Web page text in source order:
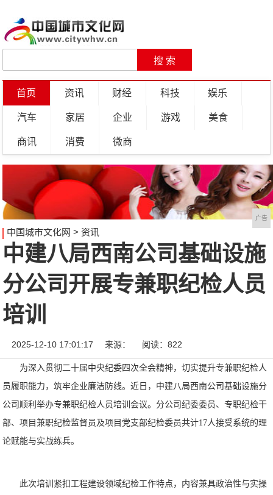
首页 资讯 财经 科技 娱乐
汽车 家居 企业 游戏 美食
商讯 消费 微商
广告
中国城市文化网 > 资讯
中建八局西南公司基础设施
分公司开展专兼职纪检人员
培训
2025-12-10 17:01:17 来源： 阅读：822
为深入贯彻二十届中央纪委四次全会精神，切实提升专兼职纪检人
员履职能力，筑牢企业廉洁防线。近日，中建八局西南公司基础设施分
公司顺利举办专兼职纪检人员培训会议。分公司纪委委员、专职纪检干
部、项目兼职纪检监督员及项目党支部纪检委员共计17人接受系统的理
论赋能与实战练兵。
此次培训紧扣工程建设领域纪检工作特点，内容兼具政治性与实操